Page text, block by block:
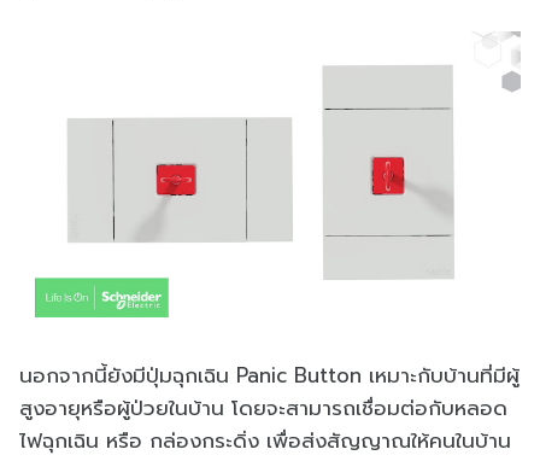
นอกจากนี้ยังมีปุ่มฉุกเฉิน Panic Button เหมาะกับบ้านที่มีผู้
สูงอายุหรือผู้ป่วยในบ้าน โดยจะสามารถเชื่อมต่อกับหลอด
ไฟฉุกเฉิน หรือ กล่องกระดิ่ง เพื่อส่งสัญญาณให้คนในบ้าน